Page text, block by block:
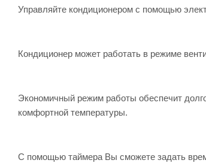
Управляйте кондиционером с помощью
Кондиционер может работать в режиме
Экономичный режим работы обеспечит
комфортной температуры.
С помощью таймера Вы сможете задать